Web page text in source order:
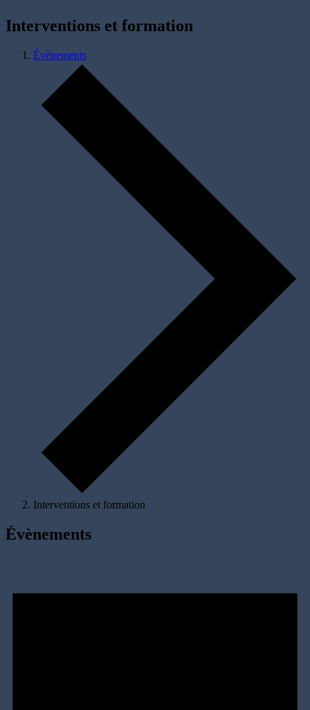
Interventions et formation
Évènements
Interventions et formation
Évènements